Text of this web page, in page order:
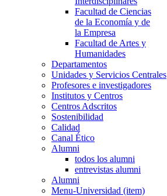
Facultad de Ciencias
de la Economía y de
la Empresa
Facultad de Artes y
Humanidades
Departamentos
Unidades y Servicios Centrales
Profesores e investigadores
Institutos y Centros
Centros Adscritos
Sostenibilidad
Calidad
Canal Ético
Alumni
todos los alumni
entrevistas alumni
Alumni
Menu-Universidad (item)